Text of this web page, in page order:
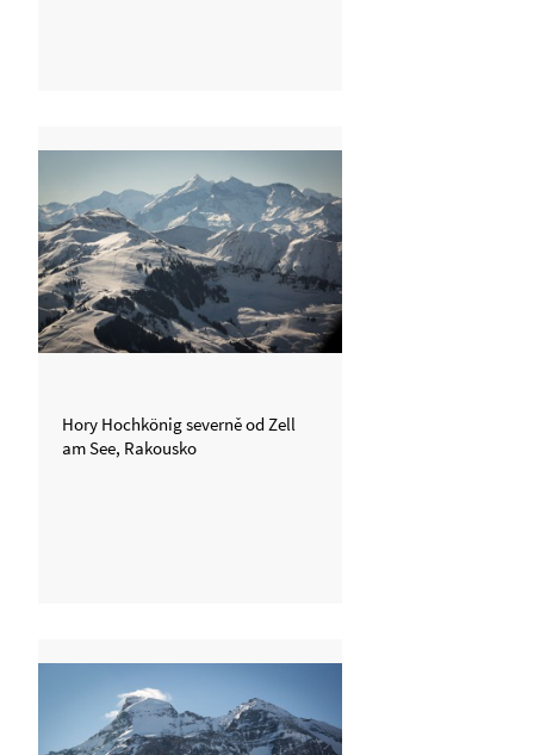
Hory Hochkönig severně od Zell
am See, Rakousko